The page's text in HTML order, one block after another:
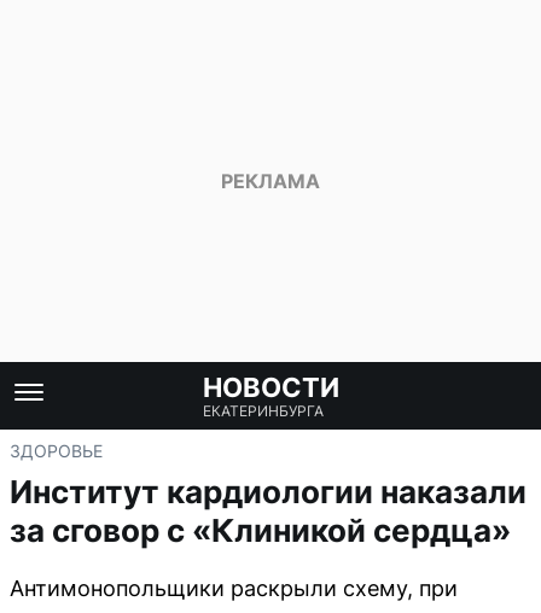
НОВОСТИ
ЕКАТЕРИНБУРГА
ЗДОРОВЬЕ
Институт кардиологии наказали
за сговор с «Клиникой сердца»
Антимонопольщики раскрыли схему, при